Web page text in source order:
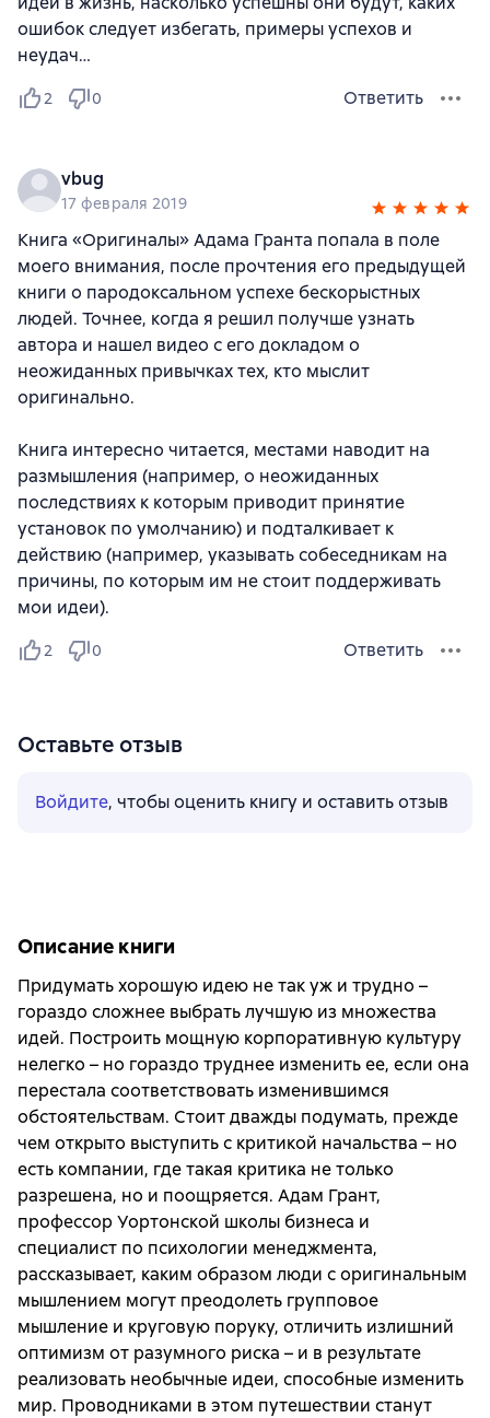
ошибок следует избегать, примеры успехов и
неудач…
2 0 Ответить
vbug
17 февраля 2019
Книга «Оригиналы» Адама Гранта попала в поле
моего внимания, после прочтения его предыдущей
книги о пародоксальном успехе бескорыстных
людей. Точнее, когда я решил получше узнать
автора и нашел видео с его докладом о
неожиданных привычках тех, кто мыслит
оригинально.
Книга интересно читается, местами наводит на
размышления (например, о неожиданных
последствиях к которым приводит принятие
установок по умолчанию) и подталкивает к
действию (например, указывать собеседникам на
причины, по которым им не стоит поддерживать
мои идеи).
2 0 Ответить
Оставьте отзыв
Войдите, чтобы оценить книгу и оставить отзыв
Описание книги
Придумать хорошую идею не так уж и трудно –
гораздо сложнее выбрать лучшую из множества
идей. Построить мощную корпоративную культуру
нелегко – но гораздо труднее изменить ее, если она
перестала соответствовать изменившимся
обстоятельствам. Стоит дважды подумать, прежде
чем открыто выступить с критикой начальства – но
есть компании, где такая критика не только
разрешена, но и поощряется. Адам Грант,
профессор Уортонской школы бизнеса и
специалист по психологии менеджмента,
рассказывает, каким образом люди с оригинальным
мышлением могут преодолеть групповое
мышление и круговую поруку, отличить излишний
оптимизм от разумного риска – и в результате
реализовать необычные идеи, способные изменить
мир. Проводниками в этом путешествии станут